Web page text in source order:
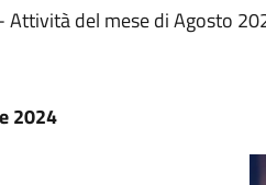
Attività del mese di Agosto
2024